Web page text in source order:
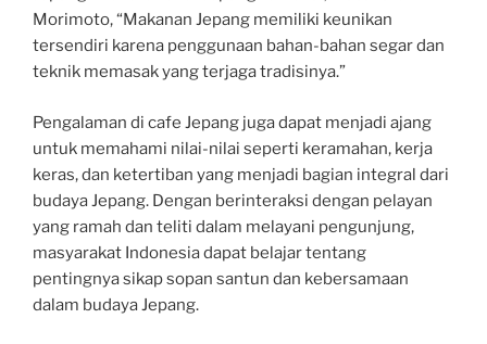
Morimoto, “Makanan Jepang memiliki keunikan
tersendiri karena penggunaan bahan-bahan segar dan
teknik memasak yang terjaga tradisinya.”
Pengalaman di cafe Jepang juga dapat menjadi ajang
untuk memahami nilai-nilai seperti keramahan, kerja
keras, dan ketertiban yang menjadi bagian integral dari
budaya Jepang. Dengan berinteraksi dengan pelayan
yang ramah dan teliti dalam melayani pengunjung,
masyarakat Indonesia dapat belajar tentang
pentingnya sikap sopan santun dan kebersamaan
dalam budaya Jepang.